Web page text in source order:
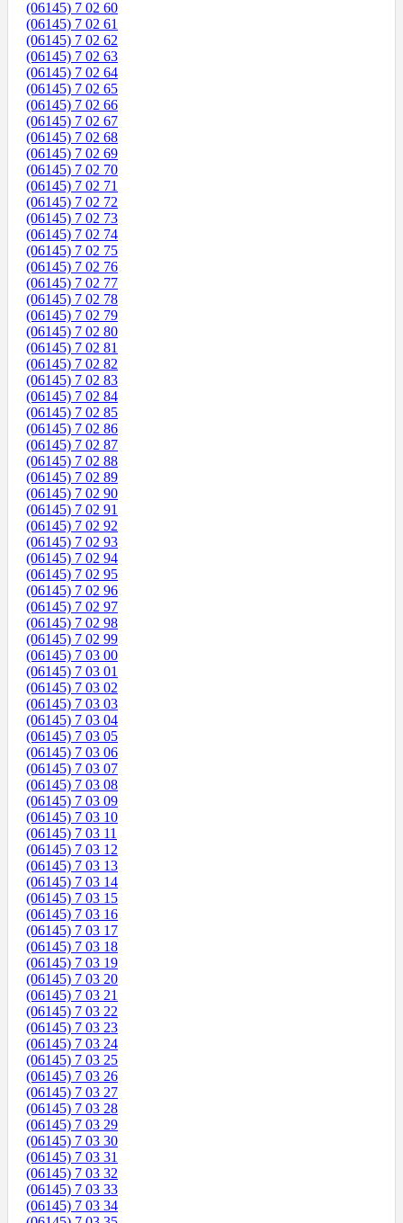
(06145) 7 02 60
(06145) 7 02 61
(06145) 7 02 62
(06145) 7 02 63
(06145) 7 02 64
(06145) 7 02 65
(06145) 7 02 66
(06145) 7 02 67
(06145) 7 02 68
(06145) 7 02 69
(06145) 7 02 70
(06145) 7 02 71
(06145) 7 02 72
(06145) 7 02 73
(06145) 7 02 74
(06145) 7 02 75
(06145) 7 02 76
(06145) 7 02 77
(06145) 7 02 78
(06145) 7 02 79
(06145) 7 02 80
(06145) 7 02 81
(06145) 7 02 82
(06145) 7 02 83
(06145) 7 02 84
(06145) 7 02 85
(06145) 7 02 86
(06145) 7 02 87
(06145) 7 02 88
(06145) 7 02 89
(06145) 7 02 90
(06145) 7 02 91
(06145) 7 02 92
(06145) 7 02 93
(06145) 7 02 94
(06145) 7 02 95
(06145) 7 02 96
(06145) 7 02 97
(06145) 7 02 98
(06145) 7 02 99
(06145) 7 03 00
(06145) 7 03 01
(06145) 7 03 02
(06145) 7 03 03
(06145) 7 03 04
(06145) 7 03 05
(06145) 7 03 06
(06145) 7 03 07
(06145) 7 03 08
(06145) 7 03 09
(06145) 7 03 10
(06145) 7 03 11
(06145) 7 03 12
(06145) 7 03 13
(06145) 7 03 14
(06145) 7 03 15
(06145) 7 03 16
(06145) 7 03 17
(06145) 7 03 18
(06145) 7 03 19
(06145) 7 03 20
(06145) 7 03 21
(06145) 7 03 22
(06145) 7 03 23
(06145) 7 03 24
(06145) 7 03 25
(06145) 7 03 26
(06145) 7 03 27
(06145) 7 03 28
(06145) 7 03 29
(06145) 7 03 30
(06145) 7 03 31
(06145) 7 03 32
(06145) 7 03 33
(06145) 7 03 34